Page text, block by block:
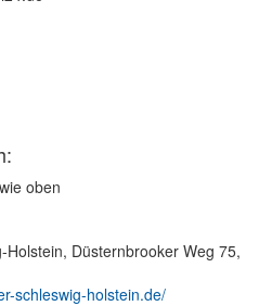
oben
Düsternbrooker Weg 75,
schleswig-holstein.de/